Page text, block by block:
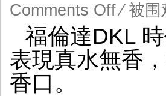
Comments Offon
Agfa
Color
Ambion
35mm
f3.4
⁄ 被
福倫達DKL
表現真水無香
香口。